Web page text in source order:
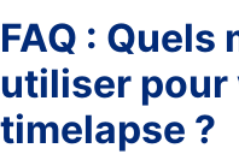
FAQ :
utiliser pour
timelapse ?